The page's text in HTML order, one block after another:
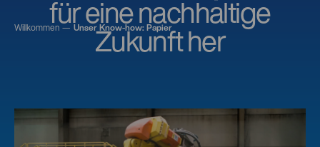
Willkommen Unser Know-how: Papier
für eine nachhaltige
Zukunft her